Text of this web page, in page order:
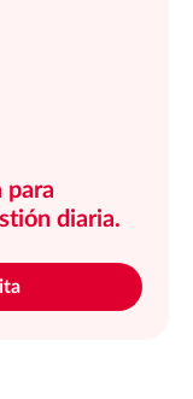
para
diaria.